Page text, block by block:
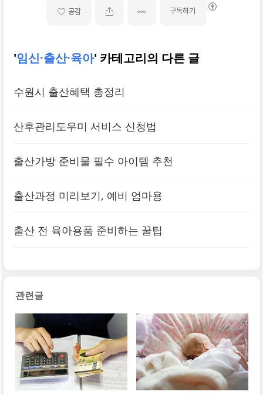
공감 구독하기
'임신·출산·육아' 카테고리의 다른 글
수원시 출산혜택 총정리
산후관리도우미 서비스 신청법
출산가방 준비물 필수 아이템 추천
출산과정 미리보기, 예비 엄마용
출산 전 육아용품 준비하는 꿀팁
관련글